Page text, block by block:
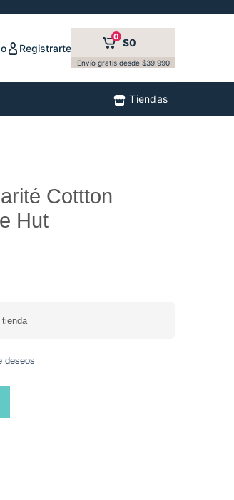
Registrarte
0 $0
Envío gratis desde $39.990
Tiendas
Cottton
Hut
tienda
deseos